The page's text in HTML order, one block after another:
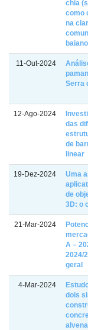
chia
como
na
baiano
11-Out-2024
Serra
12-Ago-2024
das
de
linear
19-Dez-2024
Uma
de
3D: o
21-Mar-2024
A –
2024/
geral
4-Mar-2024
dois